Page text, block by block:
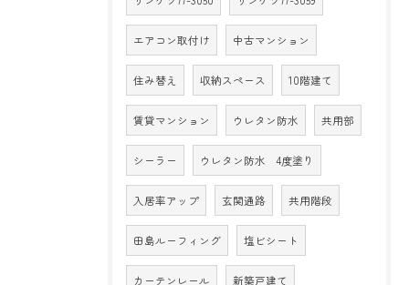
エアコン取付け 中古マンション
住み替え 収納スペース 10階建て
賃貸マンション ウレタン防水 共用部
シーラー ウレタン防水 4度塗り
入居率アップ 玄関通路 共用階段
田島ルーフィング 塩ビシート
カーテンレール 新築戸建て